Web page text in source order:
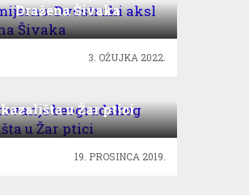
Dražena Šivaka
3. OŽUJKA 2022.
kazališta u Žar ptici
19. PROSINCA 2019.